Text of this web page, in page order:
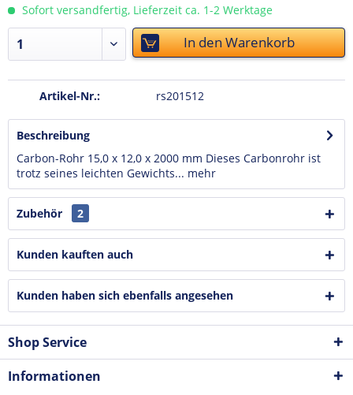
Sofort versandfertig, Lieferzeit ca. 1-2 Werktage
In denWarenkorb
Artikel-Nr.: rs201512
Beschreibung
Carbon-Rohr 15,0 x 12,0 x 2000 mm Dieses Carbonrohr ist
trotz seines leichten Gewichts... mehr
Zubehör 2
Kunden kauften auch
Kunden haben sich ebenfalls angesehen
Shop Service
Informationen